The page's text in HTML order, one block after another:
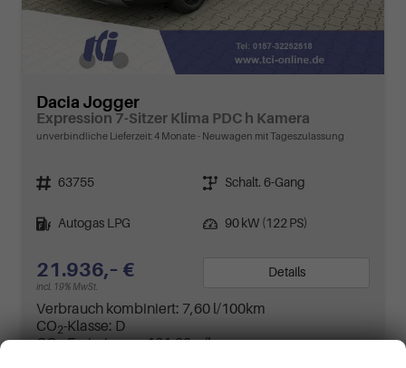
Dacia Jogger
Expression 7-Sitzer Klima PDC h Kamera
unverbindliche Lieferzeit:4 Monate Neuwagen mit Tageszulassung
Fahrzeugnr.
63755
Getriebe
Schalt. 6-Gang
Autogas LPG 90 kW (122 PS)
21.936,– €
incl. 19% MwSt.
Details
Verbrauch kombiniert: 7,60 l/100km
CO2-Klasse: D
CO -Emissionen:121,00 g/km